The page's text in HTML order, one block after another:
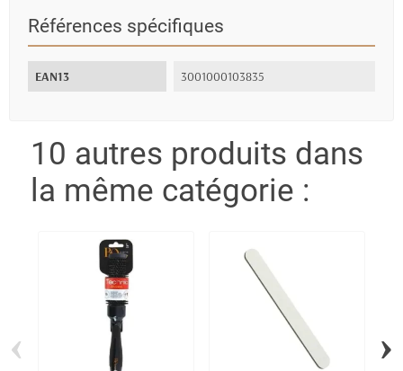
Références spécifiques
EAN13 3001000103835
10 autres produits dans
la même catégorie :
‹ ›